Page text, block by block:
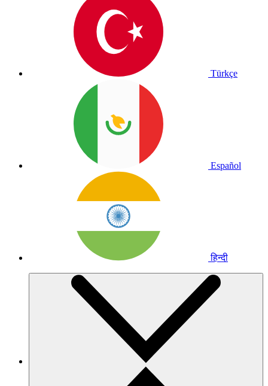
Türkçe
Español
हिन्दी